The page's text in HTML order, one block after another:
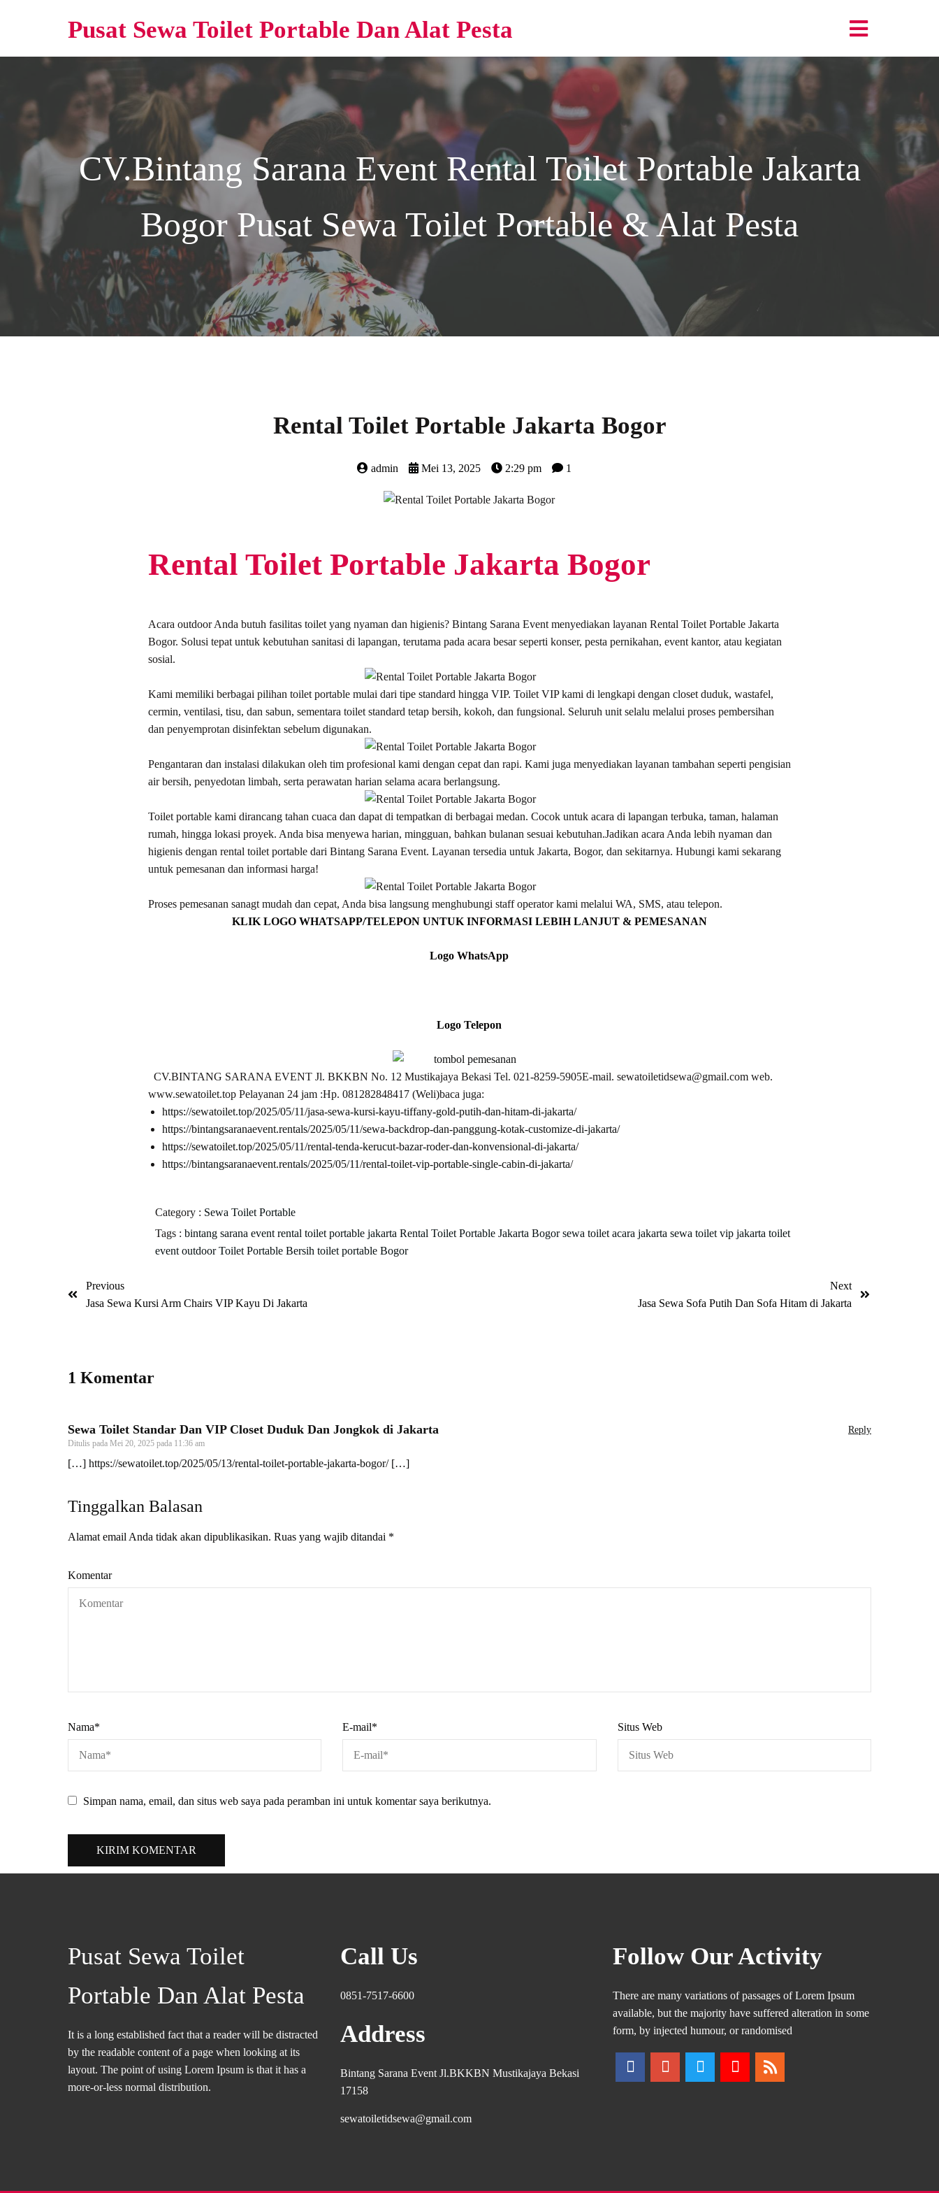
Pusat Sewa Toilet Portable Dan Alat Pesta
CV.Bintang Sarana Event Rental Toilet Portable Jakarta
BogorPusat Sewa Toilet Portable & Alat Pesta
Rental Toilet Portable Jakarta Bogor
admin Mei 13, 2025 2:29 pm 1
Rental Toilet Portable Jakarta Bogor
Acara outdoor Anda butuh fasilitas toilet yang nyaman dan higienis? Bintang Sarana Event menyediakan layanan Rental Toilet Portable Jakarta
Bogor. Solusi tepat untuk kebutuhan sanitasi di lapangan, terutama pada acara besar seperti konser, pesta pernikahan, event kantor, atau kegiatan
sosial.
Kami memiliki berbagai pilihan toilet portable mulai dari tipe standard hingga VIP. Toilet VIP kami di lengkapi dengan closet duduk, wastafel,
cermin, ventilasi, tisu, dan sabun, sementara toilet standard tetap bersih, kokoh, dan fungsional. Seluruh unit selalu melalui proses pembersihan
dan penyemprotan disinfektan sebelum digunakan.
Pengantaran dan instalasi dilakukan oleh tim profesional kami dengan cepat dan rapi. Kami juga menyediakan layanan tambahan seperti pengisian
air bersih, penyedotan limbah, serta perawatan harian selama acara berlangsung.
Toilet portable kami dirancang tahan cuaca dan dapat di tempatkan di berbagai medan. Cocok untuk acara di lapangan terbuka, taman, halaman
rumah, hingga lokasi proyek. Anda bisa menyewa harian, mingguan, bahkan bulanan sesuai kebutuhan.Jadikan acara Anda lebih nyaman dan
higienis dengan rental toilet portable dari Bintang Sarana Event. Layanan tersedia untuk Jakarta, Bogor, dan sekitarnya. Hubungi kami sekarang
untuk pemesanan dan informasi harga!
Proses pemesanan sanagt mudah dan cepat, Anda bisa langsung menghubungi staff operator kami melalui WA, SMS, atau telepon.
KLIK LOGO WHATSAPP/TELEPON UNTUK INFORMASI LEBIH LANJUT & PEMESANAN
Logo WhatsApp
Logo Telepon
CV.BINTANG SARANA EVENT Jl. BKKBN No. 12 Mustikajaya Bekasi Tel. 021-8259-5905E-mail. sewatoiletidsewa@gmail.com web.
www.sewatoilet.top Pelayanan 24 jam :Hp. 081282848417 (Weli)baca juga:
https://sewatoilet.top/2025/05/11/jasa-sewa-kursi-kayu-tiffany-gold-putih-dan-hitam-di-jakarta/
https://bintangsaranaevent.rentals/2025/05/11/sewa-backdrop-dan-panggung-kotak-customize-di-jakarta/
https://sewatoilet.top/2025/05/11/rental-tenda-kerucut-bazar-roder-dan-konvensional-di-jakarta/
https://bintangsaranaevent.rentals/2025/05/11/rental-toilet-vip-portable-single-cabin-di-jakarta/
Category : Sewa Toilet Portable
Tags : bintang sarana event rental toilet portable jakarta Rental Toilet Portable Jakarta Bogorsewa toilet acara jakarta sewa toilet vip jakarta toilet
event outdoorToilet Portable Bersih toilet portable Bogor
Previous
Jasa Sewa Kursi Arm Chairs VIP Kayu Di Jakarta
Next
Jasa Sewa Sofa Putih Dan Sofa Hitam di Jakarta
1 Komentar
Sewa Toilet Standar Dan VIP Closet Duduk Dan Jongkok di Jakarta
Ditulis pada Mei 20, 2025 pada 11:36 am
Reply
[…] https://sewatoilet.top/2025/05/13/rental-toilet-portable-jakarta-bogor/[…]
Tinggalkan Balasan
Alamat email Anda tidak akan dipublikasikan. Ruas yang wajib ditandai *
Komentar
Nama* E-mail* Situs Web
Simpan nama, email, dan situs web saya pada peramban ini untuk komentar saya berikutnya.
Pusat Sewa Toilet
Portable Dan Alat Pesta
It is a long established fact that a reader will be distracted
by the readable content of a page when looking at its
layout. The point of using Lorem Ipsum is that it has a
more-or-less normal distribution.
Call Us
0851-7517-6600
Address
Bintang Sarana Event Jl.BKKBN Mustikajaya Bekasi
17158
sewatoiletidsewa@gmail.com
Follow Our Activity
There are many variations of passages of Lorem Ipsum
available, but the majority have suffered alteration in some
form, by injected humour, or randomised